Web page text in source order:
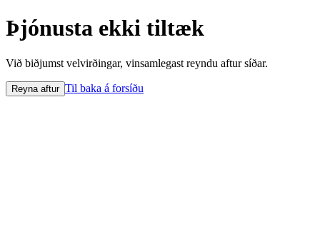
Þjónusta ekki tiltæk
Við biðjumst velvirðingar, vinsamlegast reyndu aftur síðar.
Reyna aftur Til baka á forsíðu